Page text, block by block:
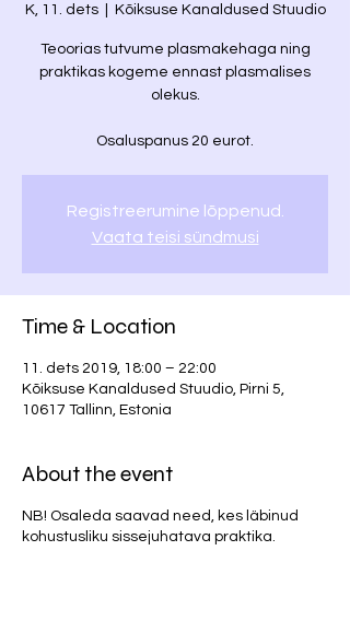
K, 11. dets
  |
Kõiksuse Kanaldused Stuudio
Teoorias tutvume plasmakehaga ning
praktikas kogeme ennast plasmalises
olekus.
Osaluspanus 20 eurot.
Registreerumine lõppenud.
Vaata teisi sündmusi
Time & Location
11. dets 2019, 18:00 – 22:00
Kõiksuse Kanaldused Stuudio, Pirni 5,
10617 Tallinn, Estonia
About the event
NB! Osaleda saavad need, kes läbinud
kohustusliku sissejuhatava praktika.